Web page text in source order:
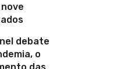
debate
o